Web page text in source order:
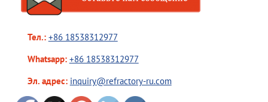
Тел.: +86 18538312977
Whatsapp: +86 18538312977
Эл. адрес: inquiry@refractory-ru.com